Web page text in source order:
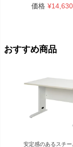
価格 ¥14,630
おすすめ商品
安定感のあるスチー